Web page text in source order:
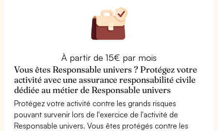
À partir de 15€ par mois
Vous êtes Responsable univers ? Protégez votre
activité avec une assurance responsabilité civile
dédiée au métier de Responsable univers
Protégez votre activité contre les grands risques
pouvant survenir lors de l'exercice de l'activité de
Responsable univers. Vous êtes protégés contre les